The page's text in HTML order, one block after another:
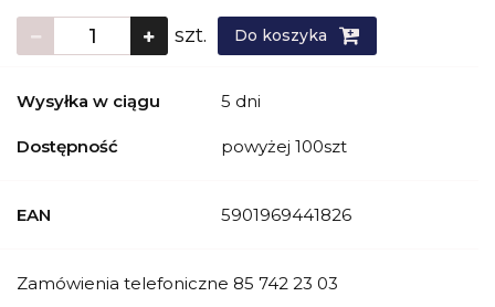
szt. Do koszyka
Wysyłka w ciągu 5 dni
Dostępność powyżej 100szt
EAN 5901969441826
Zamówienia telefoniczne 85 742 23 03